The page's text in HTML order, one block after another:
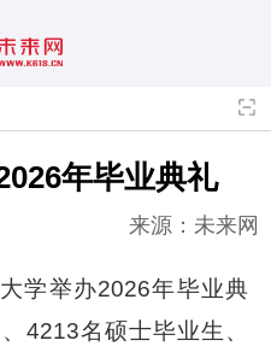
年毕业典礼
来源：未来网
学举办2026年毕业典
4213名硕士毕业生、